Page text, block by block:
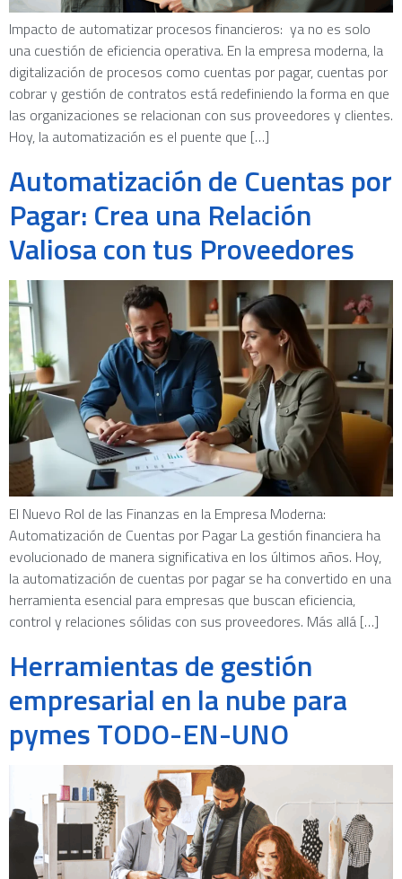
Impacto de automatizar procesos financieros: ya no es solo
una cuestión de eficiencia operativa. En la empresa moderna, la
digitalización de procesos como cuentas por pagar, cuentas por
cobrar y gestión de contratos está redefiniendo la forma en que
las organizaciones se relacionan con sus proveedores y clientes.
Hoy, la automatización es el puente que […]
Automatización de Cuentas por
Pagar: Crea una Relación
Valiosa con tus Proveedores
El Nuevo Rol de las Finanzas en la Empresa Moderna:
Automatización de Cuentas por Pagar La gestión financiera ha
evolucionado de manera significativa en los últimos años. Hoy,
la automatización de cuentas por pagar se ha convertido en una
herramienta esencial para empresas que buscan eficiencia,
control y relaciones sólidas con sus proveedores. Más allá […]
Herramientas de gestión
empresarial en la nube para
pymes TODO-EN-UNO